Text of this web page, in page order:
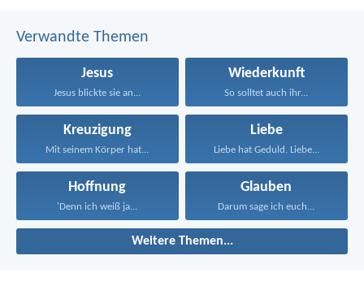
Verwandte Themen
Jesus
Jesus blickte sie an...
Wiederkunft
So solltet auch ihr...
Kreuzigung
Mit seinem Körper hat...
Liebe
Liebe hat Geduld. Liebe...
Hoffnung
'Denn ich weiß ja...
Glauben
Darum sage ich euch...
Weitere Themen...